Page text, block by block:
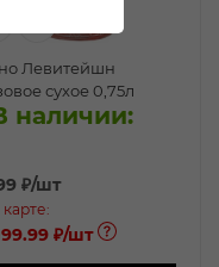
Левитейшн
сухое 0,75л
наличии:
₽/шт
₽/шт